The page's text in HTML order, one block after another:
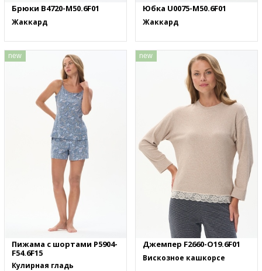
Брюки B4720-M50.6F01
Жаккард
Юбка U0075-M50.6F01
Жаккард
new
Пижама с шортами P5904-
F54.6F15
Кулирная гладь
new
Джемпер F2660-O19.6F01
Вискозное кашкорсе